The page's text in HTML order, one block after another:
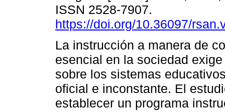
ISSN 2528-7907.
https://doi.org/10.36097/
La instrucción a manera de
esencial en la sociedad
sobre los sistemas
oficial e inconstante. El
establecer un programa